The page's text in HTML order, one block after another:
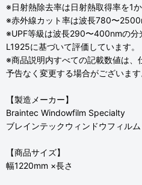
※日射熱除去率は日射熱取得率を1
※赤外線カット率は波長780〜
※UPF等級は波長290〜400nmの分
L1925に基づいて評価しています。
※商品説明内すべての記載数値は、
予告なく変更する場合がございます
【製造メーカー】
Braintec Windowfilm Specialty
ブレインテックウィンドウフィルム
【商品サイズ】
幅1220mm ×長さ